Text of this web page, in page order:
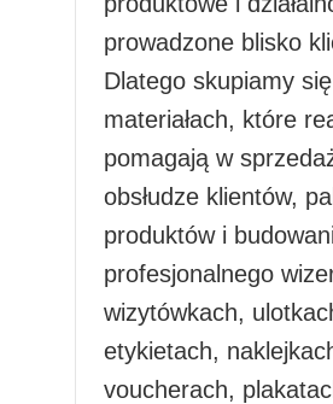
prowadzone blisko
Dlatego skupiamy
materiałach, które
pomagają w
obsłudze klientów,
produktów i
profesjonalnego
wizytówkach,
etykietach,
voucherach,